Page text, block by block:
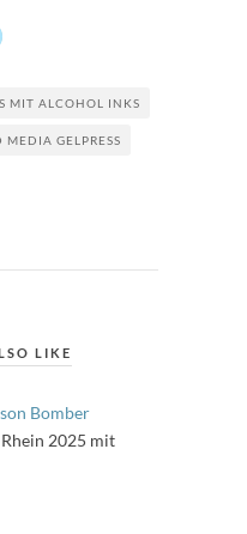
MIT ALCOHOL INKS
MEDIA GELPRESS
LIKE
2025 mit